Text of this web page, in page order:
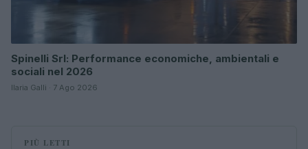
Spinelli Srl: Performance economiche, ambientali e
sociali nel 2026
Ilaria Galli · 7 Ago 2026
PIÙ LETTI